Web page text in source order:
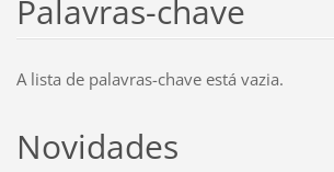
Palavras-chave
A lista de palavras-chave está vazia.
Novidades